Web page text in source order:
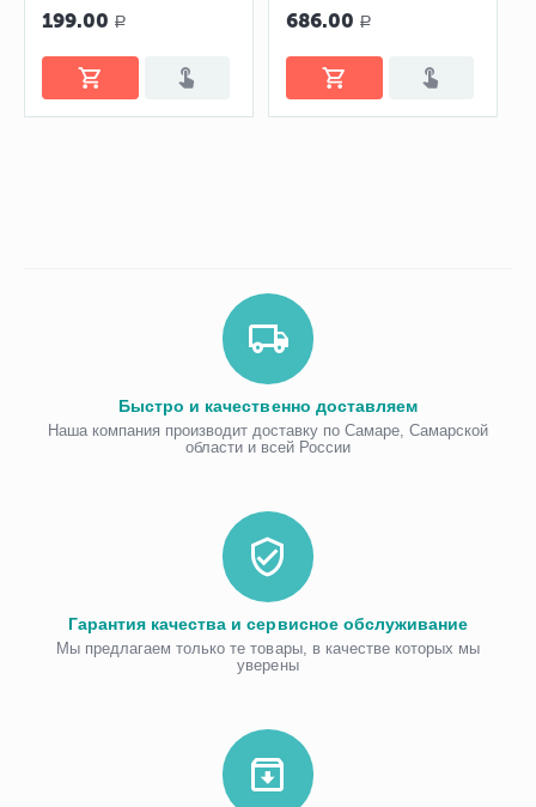
199.00 Р 686.00 Р
Быстро и качественно доставляем
Наша компания производит доставку по Самаре, Самарской
области и всей России
Гарантия качества и сервисное обслуживание
Мы предлагаем только те товары, в качестве которых мы
уверены